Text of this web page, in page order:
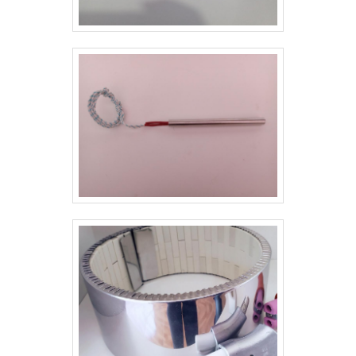
existem as melhores condições para quem deseja
achar o que precisa para resistência tubular de 1000
watts. É possível encontrar itens variados com
carga e resistência tubular.É conhecida por ser uma
empresa comprometida com seus serviços e em uma
empresa responsável, padrões possíveis por contar
profissionais com vasta experiência na área de
atuação, garantem a melhor experiência para os
clientes com qualidade.